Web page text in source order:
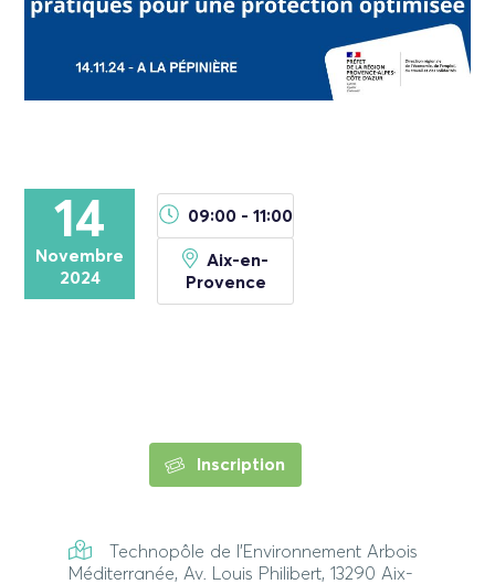
14
Novembre
2024
09:00 - 11:00
Aix-en-
Provence
Inscription
Technopôle de l'Environnement Arbois
Méditerranée, Av. Louis Philibert, 13290 Aix-